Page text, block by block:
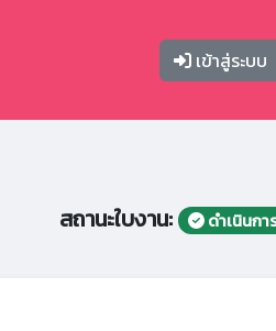
เข้าสู่ระบบ
สถานะใบงาน: ดำเนินก